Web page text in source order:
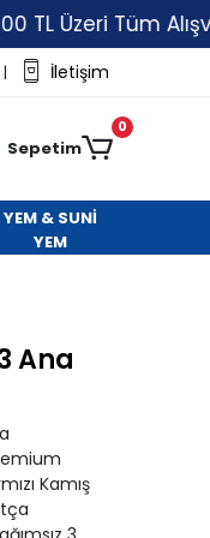
Tüm
| İletişim
Sepetim
0
YEM & SUNİ
YEM
Ana
Kamış